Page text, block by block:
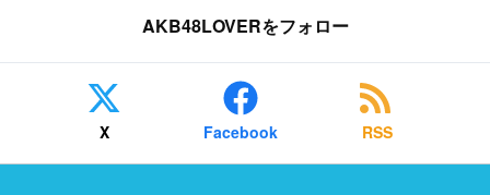
AKB48LOVERをフォロー
X Facebook RSS